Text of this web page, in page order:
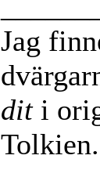
Jag
diti
Tolkien.